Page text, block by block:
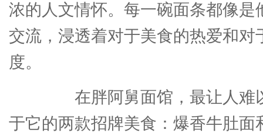
浓的人文情怀。每一碗面条都像是
交流，浸透着对于美食的热爱和对
度。
在胖阿舅面馆，最让人难
于它的两款招牌美食：爆香牛肚面